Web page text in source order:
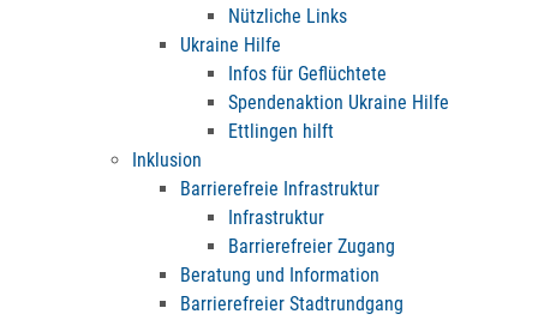
Nützliche Links
Ukraine Hilfe
Infos für Geflüchtete
Spendenaktion Ukraine Hilfe
Ettlingen hilft
Inklusion
Barrierefreie Infrastruktur
Infrastruktur
Barrierefreier Zugang
Beratung und Information
Barrierefreier Stadtrundgang